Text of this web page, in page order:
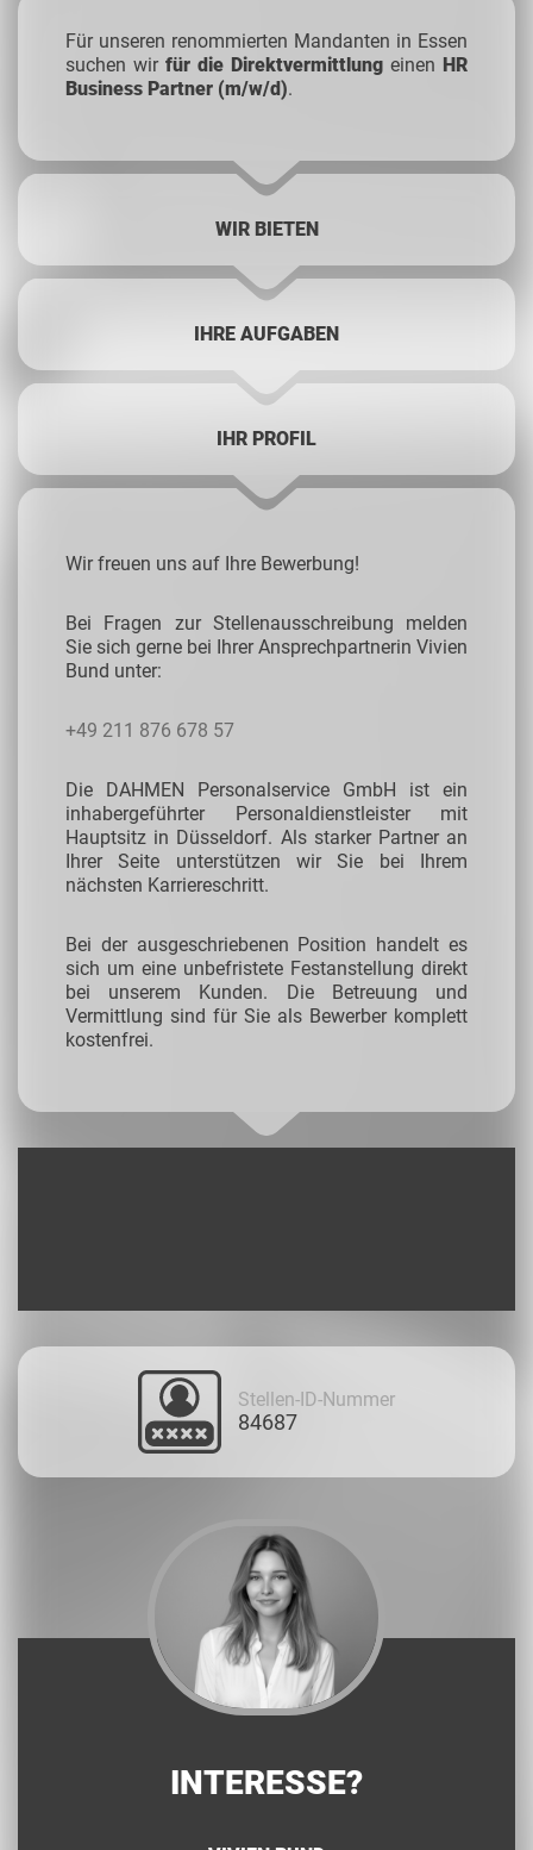
Für unseren renommierten Mandanten in Essen
suchen wir für die Direktvermittlung einen HR
Business Partner (m/w/d).
WIR BIETEN
IHRE AUFGABEN
IHR PROFIL
Wir freuen uns auf Ihre Bewerbung!
Bei Fragen zur Stellenausschreibung melden
Sie sich gerne bei Ihrer Ansprechpartnerin Vivien
Bund unter:
+49 211 876 678 57
Die DAHMEN Personalservice GmbH ist ein
inhabergeführter Personaldienstleister mit
Hauptsitz in Düsseldorf. Als starker Partner an
Ihrer Seite unterstützen wir Sie bei Ihrem
nächsten Karriereschritt.
Bei der ausgeschriebenen Position handelt es
sich um eine unbefristete Festanstellung direkt
bei unserem Kunden. Die Betreuung und
Vermittlung sind für Sie als Bewerber komplett
kostenfrei.
Stellen-ID-Nummer
84687
INTERESSE?